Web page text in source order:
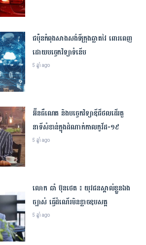
០កន្លែង​នៅ​សាកលវិទ្យាល័យ​ភូមិន្ទវិចិត្រ​សិល្បៈ​ ឆ្នាំសិក្សា​
ណ៍ • 08/11/2024
ស័យអប់រំ សម្ដេចអគ្គមហាសេនាបតីតេជោ ហ៊ុន សែន
ាហារូបករណ៍​ថ្នាក់​បរិញ្ញាបត្រ​ចំនួន​៦០កន្លែង សិក្សានៅ
កំឡុងពេលវិស្សមកាល
ចំណេះជីវិត,ព្រឹត្តិការណ៍ • 16/12/2024
ជប៉ុនកំពុងសាងសង់ទីក្រុងឆ្លាតវៃ ពោរពេញ
ដោយបច្ចេកវិទ្យាទំនើប
5 ឆ្នាំ ago
អ៊ីនធឺណេត និងបច្ចេកវិទ្យាឌីជីថលដើរតួ
នាទីសំខាន់ក្នុងដំណាក់កាលកូវីដ-១៩
5 ឆ្នាំ ago
លោក ឆាំ ប៊ុនថេត ៖ យុវជនស្គាល់ខ្លួនឯង
ច្បាស់ ធ្វើដំណើរមិនខ្លាចឧបសគ្គ
5 ឆ្នាំ ago